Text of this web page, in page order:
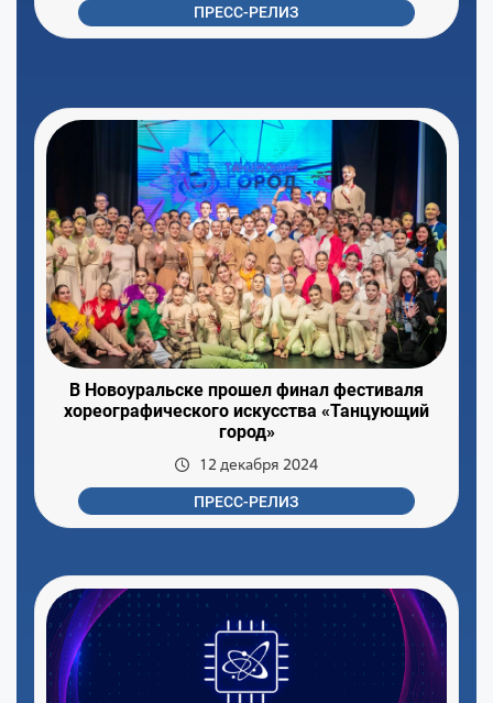
ПРЕСС-РЕЛИЗ
В Новоуральске прошел финал фестиваля
хореографического искусства «Танцующий
город»
12 декабря 2024
ПРЕСС-РЕЛИЗ